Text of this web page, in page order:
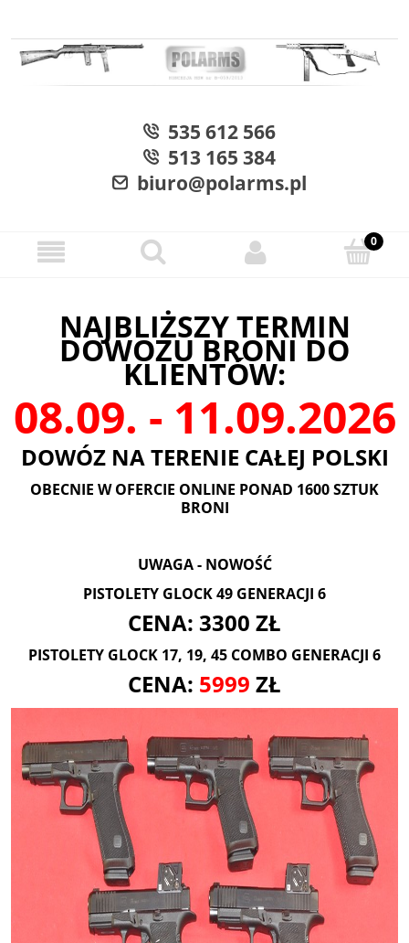
535 612 566
513 165 384
biuro@polarms.pl
NAJBLIŻSZY TERMIN
DOWOZU BRONI DO
KLIENTÓW:
08.09. - 11.09.2026
DOWÓZ NA TERENIE CAŁEJ POLSKI
OBECNIE W OFERCIE ONLINE PONAD 1600 SZTUK
BRONI
UWAGA - NOWOŚĆ
PISTOLETY GLOCK 49 GENERACJI 6
CENA: 3300 ZŁ
PISTOLETY GLOCK 17, 19, 45 COMBO GENERACJI 6
CENA: 5999 ZŁ